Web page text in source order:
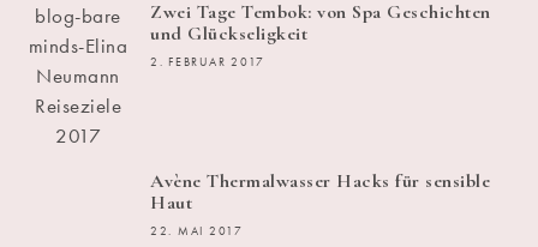
Zwei Tage Tembok: von Spa Geschichten
und Glückseligkeit
2. FEBRUAR 2017
Avène Thermalwasser Hacks für sensible
Haut
22. MAI 2017